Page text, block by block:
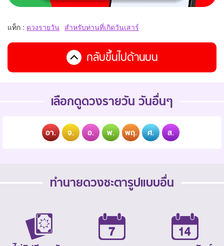
แท็ก : ดวงรายวัน สำหรับท่านที่เกิดวันเสาร์
กลับขึ้นไปด้านบน
เลือกดูดวงรายวัน วันอื่นๆ
อา. จ. อ. พ. พฤ. ศ. ส.
ทำนายดวงชะตารูปแบบอื่น